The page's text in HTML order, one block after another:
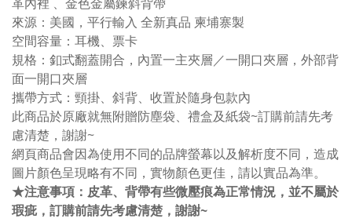
來源：美國，平行輸入 全新真品 柬埔寨製
空間容量：耳機、票卡
規格：釦式翻蓋開合，內置一主夾層／一開口夾層，外部背
面一開口夾層
攜帶方式：頸掛、斜背、收置於隨身包款內
此商品於原廠就無附贈防塵袋、禮盒及紙袋~訂購前請先考
慮清楚，謝謝~
網頁商品會因為使用不同的品牌螢幕以及解析度不同，造成
圖片顏色呈現略有不同，實物顏色更佳，請以實品為準。
★注意事項：皮革、背帶有些微壓痕為正常情況，並不屬於
瑕疵，訂購前請先考慮清楚，謝謝~